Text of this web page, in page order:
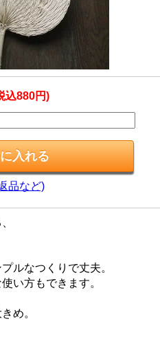
込880円)
品など)
ルなつくりで丈夫。
い方もできます。
め。